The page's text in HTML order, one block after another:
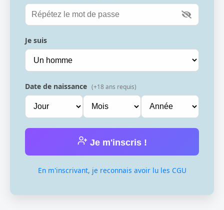
Je suis
Date de naissance (+18 ans requis)
Je m'inscris !
En m'inscrivant, je reconnais avoir lu les CGU